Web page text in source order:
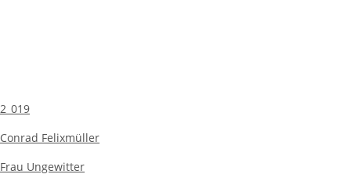
2_019
Conrad Felixmüller
Frau Ungewitter